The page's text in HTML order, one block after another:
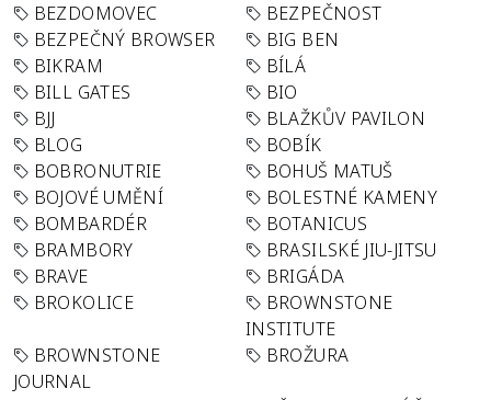
BEZDOMOVEC
BEZPEČNOST
BEZPEČNÝ BROWSER
BIG BEN
BIKRAM
BÍLÁ
BILL GATES
BIO
BJJ
BLAŽKŮV PAVILON
BLOG
BOBÍK
BOBRONUTRIE
BOHUŠ MATUŠ
BOJOVÉ UMĚNÍ
BOLESTNÉ KAMENY
BOMBARDÉR
BOTANICUS
BRAMBORY
BRASILSKÉ JIU-JITSU
BRAVE
BRIGÁDA
BROKOLICE
BROWNSTONE
INSTITUTE
BROWNSTONE
JOURNAL
BROŽURA